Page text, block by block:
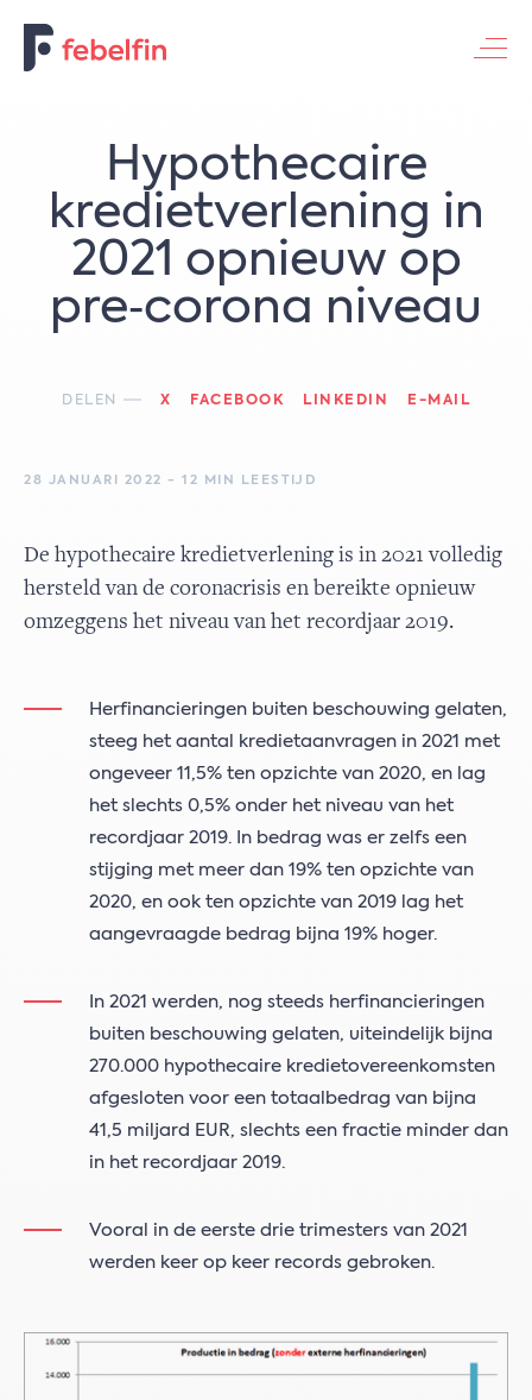
Hypothecaire
kredietverlening in
2021 opnieuw op
pre‑corona niveau
DELEN X FACEBOOK LINKEDIN E-MAIL
28 JANUARI 2022 - 12 MIN LEESTIJD
De hypothecaire kredietverlening is in 2021 volledig
hersteld van de coronacrisis en bereikte opnieuw
omzeggens het niveau van het recordjaar 2019.
Herfinancieringen buiten beschouwing gelaten,
steeg het aantal kredietaanvragen in 2021 met
ongeveer 11,5% ten opzichte van 2020, en lag
het slechts 0,5% onder het niveau van het
recordjaar 2019. In bedrag was er zelfs een
stijging met meer dan 19% ten opzichte van
2020, en ook ten opzichte van 2019 lag het
aangevraagde bedrag bijna 19% hoger.
In 2021 werden, nog steeds herfinancieringen
buiten beschouwing gelaten, uiteindelijk bijna
270.000 hypothecaire kredietovereenkomsten
afgesloten voor een totaalbedrag van bijna
41,5 miljard EUR, slechts een fractie minder dan
in het recordjaar 2019.
Vooral in de eerste drie trimesters van 2021
werden keer op keer records gebroken.